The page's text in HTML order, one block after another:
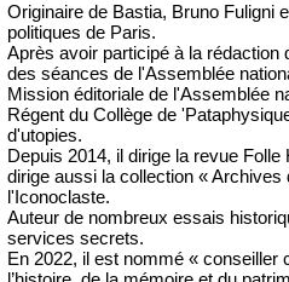
Originaire de Bastia, Bruno Fuligni
politiques de Paris.
Après avoir participé à la rédaction
des séances de l'Assemblée
Mission éditoriale de l'Assemblée
Régent du Collège de
d'utopies.
Depuis 2014, il dirige la revue
dirige aussi la collection «
l'Iconoclaste.
Auteur de nombreux essais
services secrets.
En 2022, il est nommé « conseiller